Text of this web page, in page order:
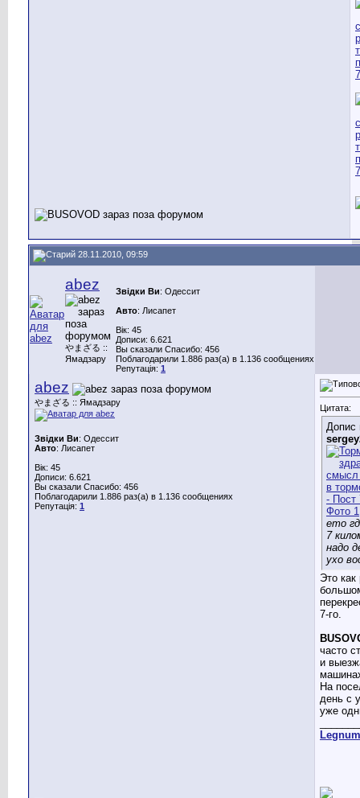
28.11.2010, 09:59
abez
やまざる ::
Ямадзару
Звідки Ви: Одессит
Авто: Лисапет
Вік: 45
Дописи: 6.621
Вы сказали Спасибо: 456
Поблагодарили 1.886 раз(а) в 1.136 сообщениях
Репутація: 1
abez
やまざる :: Ямадзару
Звідки Ви: Одессит
Авто: Лисапет
Вік: 45
Дописи: 6.621
Вы сказали Спасибо: 456
Поблагодарили 1.886 раз(а) в 1.136 сообщениях
Репутація: 1
Цитата:
Допис
ето
7
надо
ухо
Это как
7-го.
часто
и
На
день с
уже
Legnum